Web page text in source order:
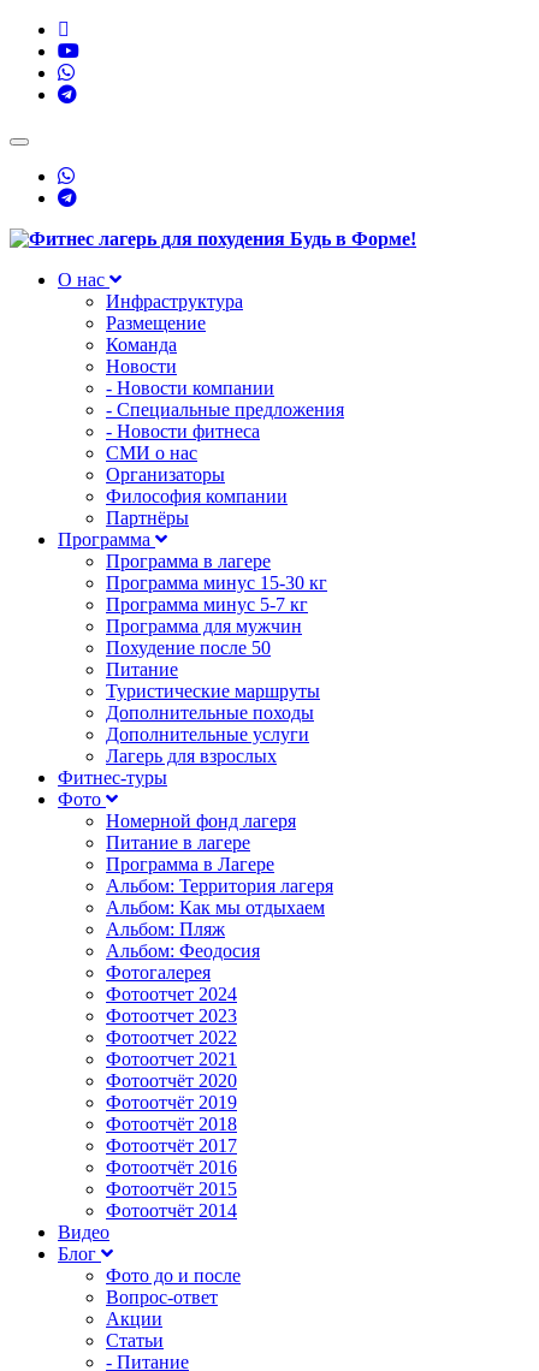
Toggle
navigation
О нас
Инфраструктура
Размещение
Команда
Новости
- Новости компании
- Специальные предложения
- Новости фитнеса
СМИ о нас
Организаторы
Философия компании
Партнёры
Программа
Программа в лагере
Программа минус 15-30 кг
Программа минус 5-7 кг
Программа для мужчин
Похудение после 50
Питание
Туристические маршруты
Дополнительные походы
Дополнительные услуги
Лагерь для взрослых
Фитнес-туры
Фото
Номерной фонд лагеря
Питание в лагере
Программа в Лагере
Альбом: Территория лагеря
Альбом: Как мы отдыхаем
Альбом: Пляж
Альбом: Феодосия
Фотогалерея
Фотоотчет 2024
Фотоотчет 2023
Фотоотчет 2022
Фотоотчет 2021
Фотоотчёт 2020
Фотоотчёт 2019
Фотоотчёт 2018
Фотоотчёт 2017
Фотоотчёт 2016
Фотоотчёт 2015
Фотоотчёт 2014
Видео
Блог
Фото до и после
Вопрос-ответ
Акции
Статьи
- Питание